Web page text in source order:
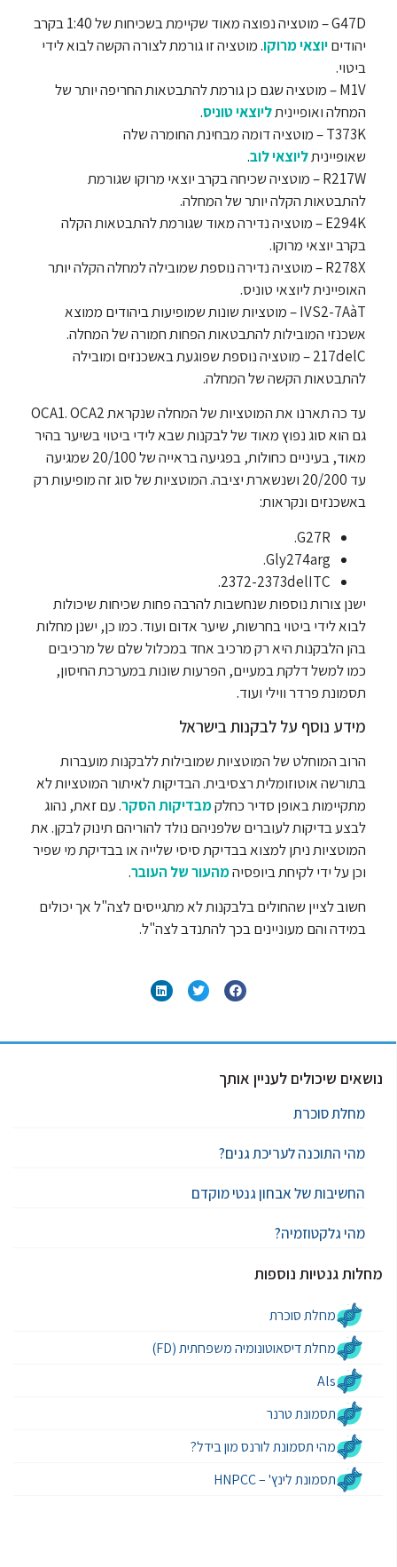
G47D – מוטציה נפוצה מאוד שקיימת בשכיחות של 1:40 בקרב
יהודיםיוצאי מרוקו. מוטציה זו גורמת לצורה הקשה לבוא לידי
ביטוי.
M1V – מוטציה שגם כן גורמת להתבטאות החריפה יותר של
המחלה ואופייניתליוצאי טוניס.
T373K – מוטציה דומה מבחינת החומרה שלה
שאופייניתליוצאי לוב.
R217W – מוטציה שכיחה בקרב יוצאי מרוקו שגורמת
להתבטאות הקלה יותר של המחלה.
E294K – מוטציה נדירה מאוד שגורמת להתבטאות הקלה
בקרב יוצאי מרוקו.
R278X – מוטציה נדירה נוספת שמובילה למחלה הקלה יותר
האופיינית ליוצאי טוניס.
IVS2-7AàT – מוטציות שונות שמופיעות ביהודים ממוצא
אשכנזי המובילות להתבטאות הפחות חמורה של המחלה.
217delC – מוטציה נוספת שפוגעת באשכנזים ומובילה
להתבטאות הקשה של המחלה.
עד כה תארנו את המוטציות של המחלה שנקראת OCA1. OCA2
גם הוא סוג נפוץ מאוד של לבקנות שבא לידי ביטוי בשיער בהיר
מאוד, בעיניים כחולות, בפגיעה בראייה של 20/100 שמגיעה
עד 20/200 ושנשארת יציבה. המוטציות של סוג זה מופיעות רק
באשכנזים ונקראות:
G27R.
Gly274arg.
2372-2373delITC.
ישנן צורות נוספות שנחשבות להרבה פחות שכיחות שיכולות
לבוא לידי ביטוי בחרשות, שיער אדום ועוד. כמו כן, ישנן מחלות
בהן הלבקנות היא רק מרכיב אחד במכלול שלם של מרכיבים
כמו למשל דלקת במעיים, הפרעות שונות במערכת החיסון,
תסמונת פרדר ווילי ועוד.
מידע נוסף על לבקנות בישראל
הרוב המוחלט של המוטציות שמובילות ללבקנות מועברות
בתורשה אוטוזומלית רצסיבית. הבדיקות לאיתור המוטציות לא
מתקיימות באופן סדיר כחלקמבדיקות הסקר. עם זאת, נהוג
לבצע בדיקות לעוברים שלפניהם נולד להוריהם תינוק לבקן. את
המוטציות ניתן למצוא בבדיקת סיסי שלייה או בבדיקת מי שפיר
וכן על ידי לקיחת ביופסיהמהעור של העובר.
חשוב לציין שהחולים בלבקנות לא מתגייסים לצה"ל אך יכולים
במידה והם מעוניינים בכך להתנדב לצה"ל.
נושאים שיכולים לעניין אותך
מחלת סוכרת
מהי התוכנה לעריכת גנים?
החשיבות של אבחון גנטי מוקדם
מהי גלקטוזמיה?
מחלות גנטיות נוספות
מחלת סוכרת
מחלת דיסאוטונומיה משפחתית (FD)
Als
תסמונת טרנר
מהי תסמונת לורנס מון בידל?
תסמונת לינץ' – HNPCC